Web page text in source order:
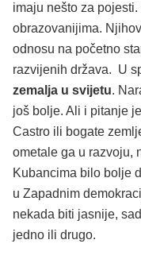
imaju nešto za
obrazovanijima.
odnosu na početno
razvijenih država. U
zemalja u svijetu.
još bolje. Ali i pitanje
Castro ili bogate
ometale ga u razvoju,
Kubancima bilo bolje
u Zapadnim
nekada biti jasnije,
jedno ili drugo.